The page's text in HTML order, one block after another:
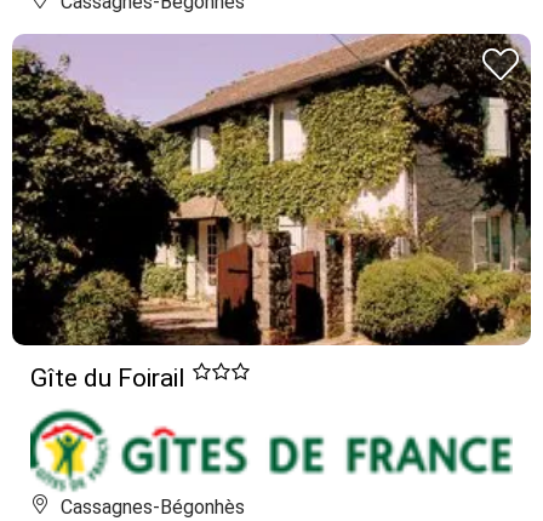
Gîte du Foirail
Cassagnes-Bégonhès